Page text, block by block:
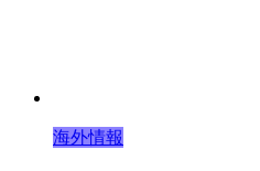
海外情報